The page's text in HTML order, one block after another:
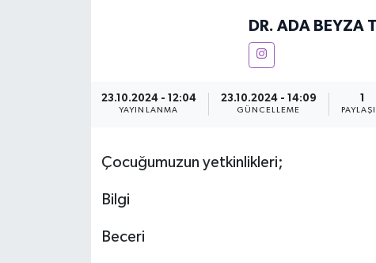
DR. ADA BEYZA
23.10.2024 - 12:04
YAYINLANMA
23.10.2024 - 14:09
GÜNCELLEME
Çocuğumuzun yetkinlikleri;
Bilgi
Beceri